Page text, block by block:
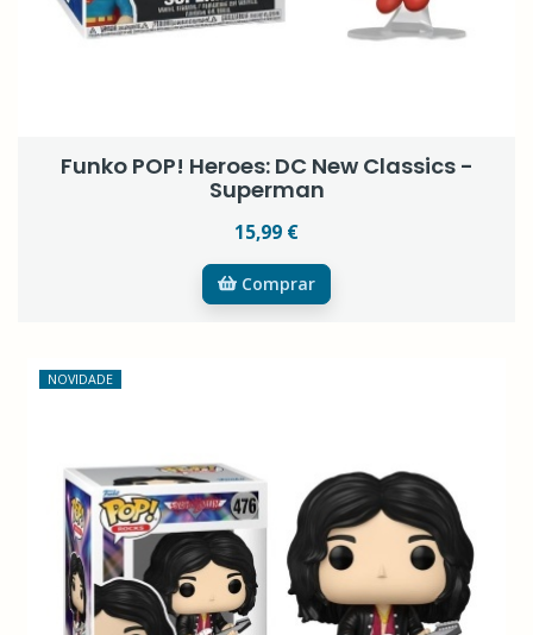
Funko POP! Heroes: DC New Classics -
Superman
15,99 €
Comprar
NOVIDADE